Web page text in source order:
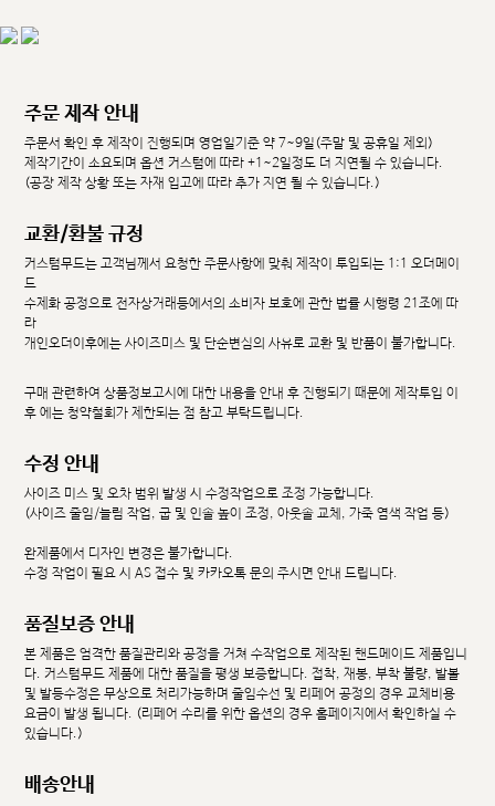
주문 제작 안내
주문서 확인 후 제작이 진행되며 영업일기준 약 7~9일(주말 및 공휴일 제외)
제작기간이 소요되며 옵션 커스텀에 따라 +1~2일정도 더 지연될 수 있습니다.
(공장 제작 상황 또는 자재 입고에 따라 추가 지연 될 수 있습니다.)
교환/환불 규정
커스텀무드는 고객님께서 요청한 주문사항에 맞춰 제작이 투입되는 1:1 오더메이
드
수제화 공정으로 전자상거래등에서의 소비자 보호에 관한 법률 시행령 21조에 따
라
개인오더이후에는 사이즈미스 및 단순변심의 사유로 교환 및 반품이 불가합니다.
구매 관련하여 상품정보고시에 대한 내용을 안내 후 진행되기 때문에 제작투입 이
후 에는 청약철회가 제한되는 점 참고 부탁드립니다.
수정 안내
사이즈 미스 및 오차 범위 발생 시 수정작업으로 조정 가능합니다.
(사이즈 줄임/늘림 작업, 굽 및 인솔 높이 조정, 아웃솔 교체, 가죽 염색 작업 등)
완제품에서 디자인 변경은 불가합니다.
수정 작업이 필요 시 AS 접수 및 카카오톡 문의 주시면 안내 드립니다.
품질보증 안내
본 제품은 엄격한 품질관리와 공정을 거쳐 수작업으로 제작된 핸드메이드 제품입니
다. 커스텀무드 제품에 대한 품질을 평생 보증합니다. 접착, 재봉, 부착 불량, 발볼
및 발등수정은 무상으로 처리가능하며 줄임수선 및 리페어 공정의 경우 교체비용
요금이 발생 됩니다. (리페어 수리를 위한 옵션의 경우 홈페이지에서 확인하실 수
있습니다.)
배송안내